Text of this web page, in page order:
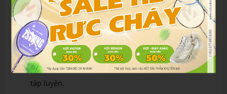
thủy. Theo ngũ hành:
Mệnh Kim (Trắng, Bạc):Tăng sự chính xác, chọn áo
trắng cho smash chuẩn.
Mệnh Mộc (Xanh Lá):
Năng lượng dồi dào, phù hợp
tập luyện.